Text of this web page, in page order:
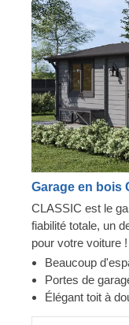
Garage en bois
CLASSIC est le
fiabilité totale, un
pour votre voiture
lumineux et
assure la sécurité
faire moins
Beaucoup
Portes de
Élégant toit à